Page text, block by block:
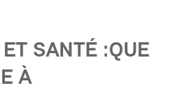
SANTÉ :QUE
À